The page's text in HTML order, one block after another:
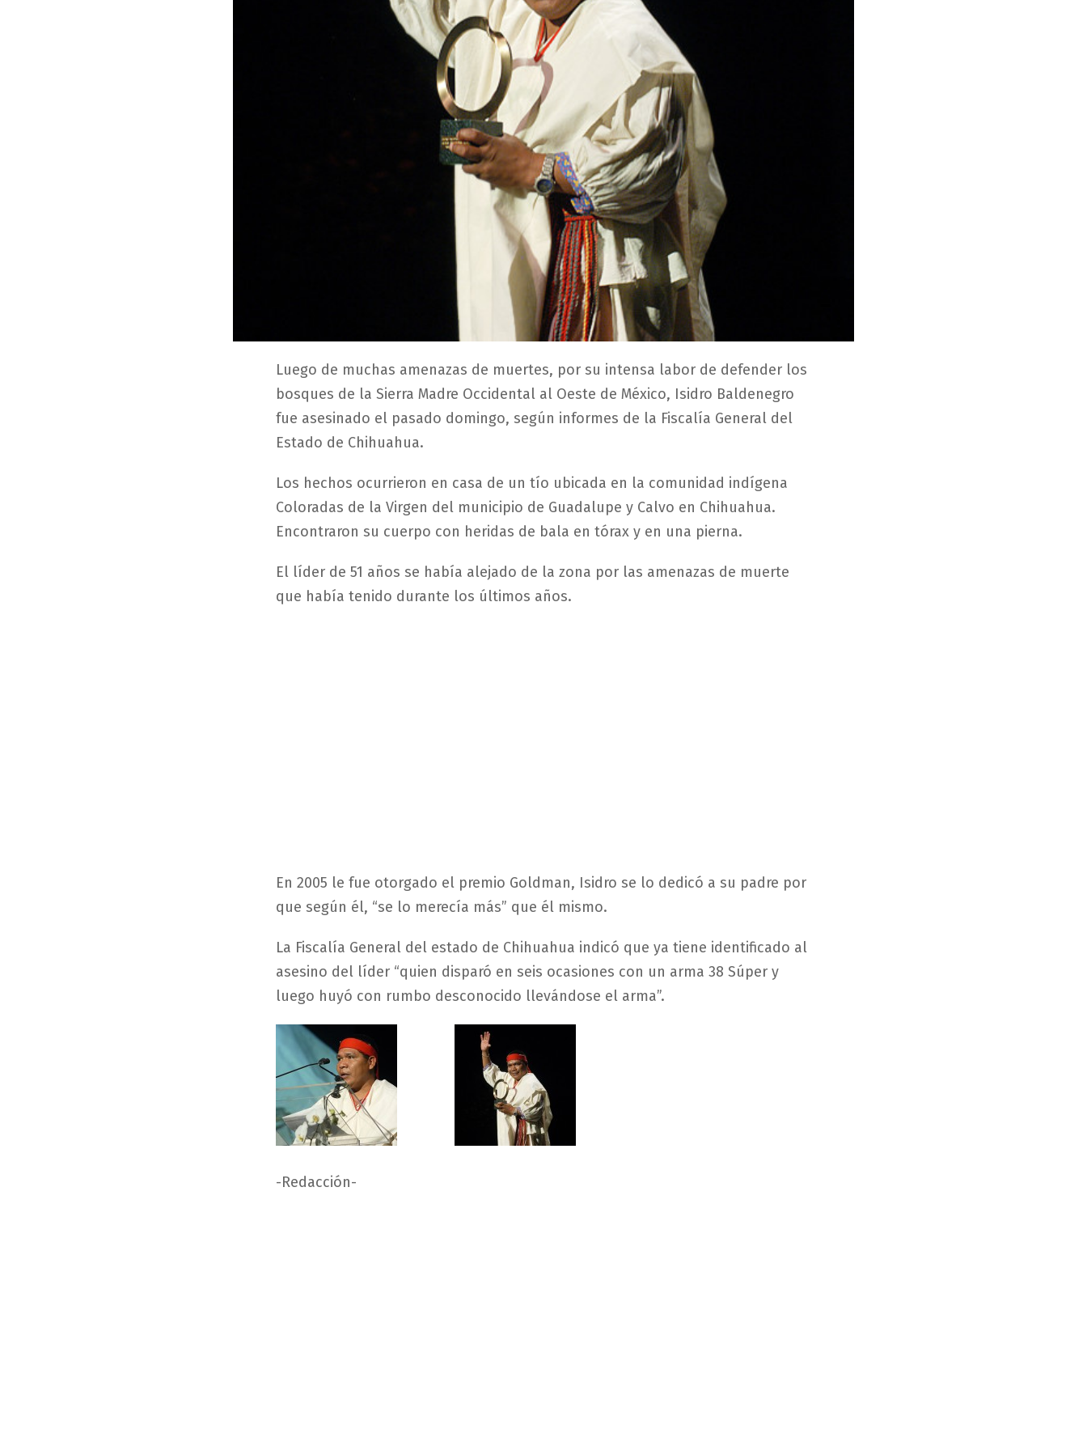
Luego de muchas amenazas de muertes, por su intensa labor de defender los
bosques de la Sierra Madre Occidental al Oeste de México, Isidro Baldenegro
fue asesinado el pasado domingo, según informes de la Fiscalía General del
Estado de Chihuahua.
Los hechos ocurrieron en casa de un tío ubicada en la comunidad indígena
Coloradas de la Virgen del municipio de Guadalupe y Calvo en Chihuahua.
Encontraron su cuerpo con heridas de bala en tórax y en una pierna.
El líder de 51 años se había alejado de la zona por las amenazas de muerte
que había tenido durante los últimos años.
En 2005 le fue otorgado el premio Goldman, Isidro se lo dedicó a su padre por
que según él, “se lo merecía más” que él mismo.
La Fiscalía General del estado de Chihuahua indicó que ya tiene identificado al
asesino del líder “quien disparó en seis ocasiones con un arma 38 Súper y
luego huyó con rumbo desconocido llevándose el arma”.
-Redacción-